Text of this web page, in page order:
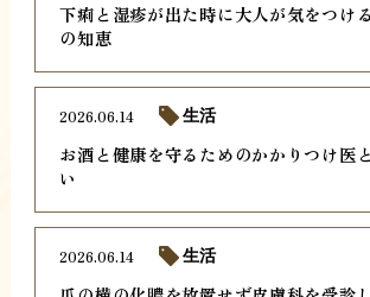
下痢と湿疹が出た時に大人が気をつけ
の知恵
お酒と健康を守るためのかかりつけ医
い
2026.06.14 生活
2026.06.14 生活